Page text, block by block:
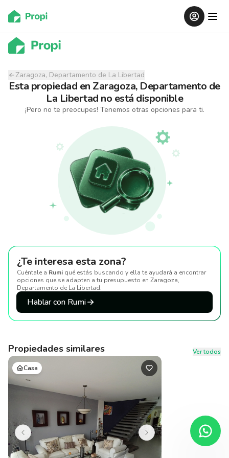
Zaragoza, Departamento de La Libertad
Esta propiedad en Zaragoza, Departamento de
La Libertad no está disponible
¡Pero no te preocupes! Tenemos otras opciones para ti.
¿Te interesa esta zona?
Cuéntale a Rumi qué estás buscando y ella te ayudará a encontrar
opciones que se adapten a tu presupuesto en Zaragoza,
Departamento de La Libertad.
Hablar con Rumi
Propiedades similares
Ver todos
Casa